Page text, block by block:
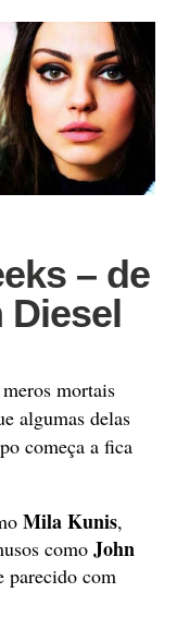
– de
Diesel
mortais
algumas delas
começa a fica
Mila Kunis,
como John
parecido com